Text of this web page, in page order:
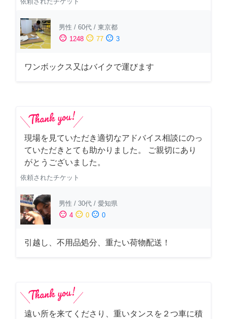
男性 / 60代 / 東京都
sentiment_satisfied 1248 sentiment_neutral 77 sentiment_dissatisfied 3
ワンボックス又はバイクで運びます
現場を見ていただき適切なアドバイス相談にのっ
ていただきとても助かりました。 ご親切にあり
がとうございました。
依頼されたチケット
男性 / 30代 / 愛知県
sentiment_satisfied 4 sentiment_neutral 0 sentiment_dissatisfied 0
引越し、不用品処分、重たい荷物配送！
遠い所を来てくださり、重いタンスを２つ車に積